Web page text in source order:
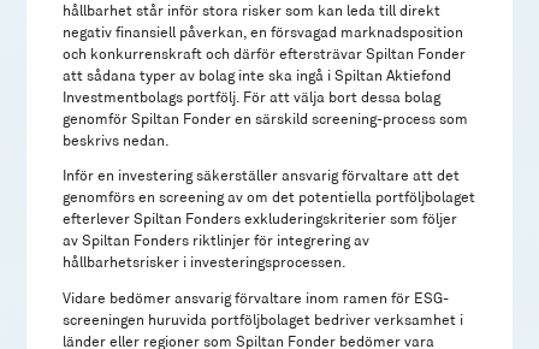
hållbarhet står inför stora risker som kan leda till direkt
negativ finansiell påverkan, en försvagad marknadsposition
och konkurrenskraft och därför eftersträvar Spiltan Fonder
att sådana typer av bolag inte ska ingå i Spiltan Aktiefond
Investmentbolags portfölj. För att välja bort dessa bolag
genomför Spiltan Fonder en särskild screening-process som
beskrivs nedan.
Inför en investering säkerställer ansvarig förvaltare att det
genomförs en screening av om det potentiella portföljbolaget
efterlever Spiltan Fonders exkluderingskriterier som följer
av Spiltan Fonders riktlinjer för integrering av
hållbarhetsrisker i investeringsprocessen.
Vidare bedömer ansvarig förvaltare inom ramen för ESG-
screeningen huruvida portföljbolaget bedriver verksamhet i
länder eller regioner som Spiltan Fonder bedömer vara